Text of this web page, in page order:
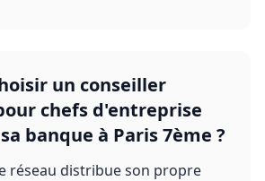
un conseiller
chefs d'entreprise
banque à Paris 7ème ?
réseau distribue son propre